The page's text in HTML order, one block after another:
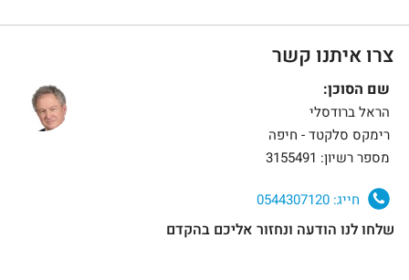
צרו איתנו קשר
שם הסוכן:
הראל ברודסלי
רימקס סלקטד - חיפה
מספר רשיון: 3155491
חייג:
שלחו לנו הודעה ונחזור אליכם בהקדם